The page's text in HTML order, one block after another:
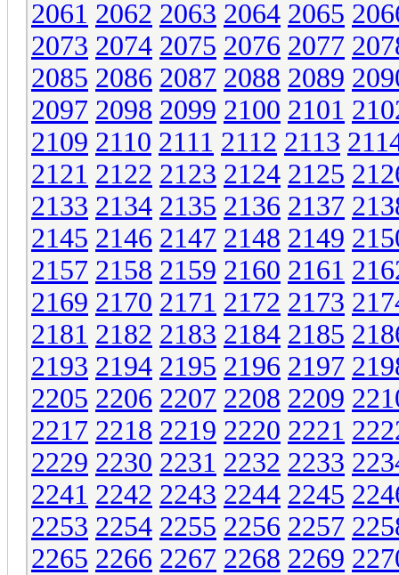
2061 2062 2063 2064 2065
2073 2074 2075 2076 2077
2085 2086 2087 2088 2089
2097 2098 2099 2100 2101
2109 2110 2111 2112 2113
2121 2122 2123 2124 2125
2133 2134 2135 2136 2137
2145 2146 2147 2148 2149
2157 2158 2159 2160 2161
2169 2170 2171 2172 2173
2181 2182 2183 2184 2185
2193 2194 2195 2196 2197
2205 2206 2207 2208 2209
2217 2218 2219 2220 2221
2229 2230 2231 2232 2233
2241 2242 2243 2244 2245
2253 2254 2255 2256 2257
2265 2266 2267 2268 2269